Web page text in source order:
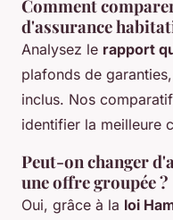
Comment
d'assurance
Analysez le rapport
plafonds de
inclus. Nos
identifier la meilleure
Peut-on changer
une offre groupée ?
Oui, grâce à la loi